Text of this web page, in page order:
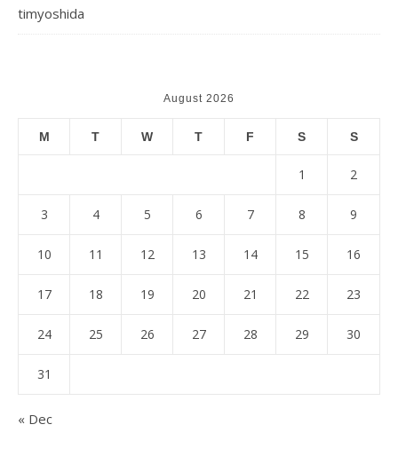
timyoshida
August 2026
M T W T F S S
1 2
3 4 5 6 7 8 9
10 11 12 13 14 15 16
17 18 19 20 21 22 23
24 25 26 27 28 29 30
31
« Dec